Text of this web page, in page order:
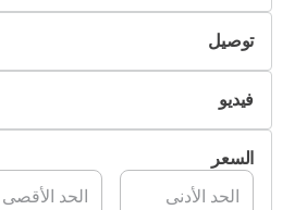
لا
نعم
توصيل
التسليم الذاتي
تسليم Pik&Dropفيديو
غير متوفر
متوفرالسعر